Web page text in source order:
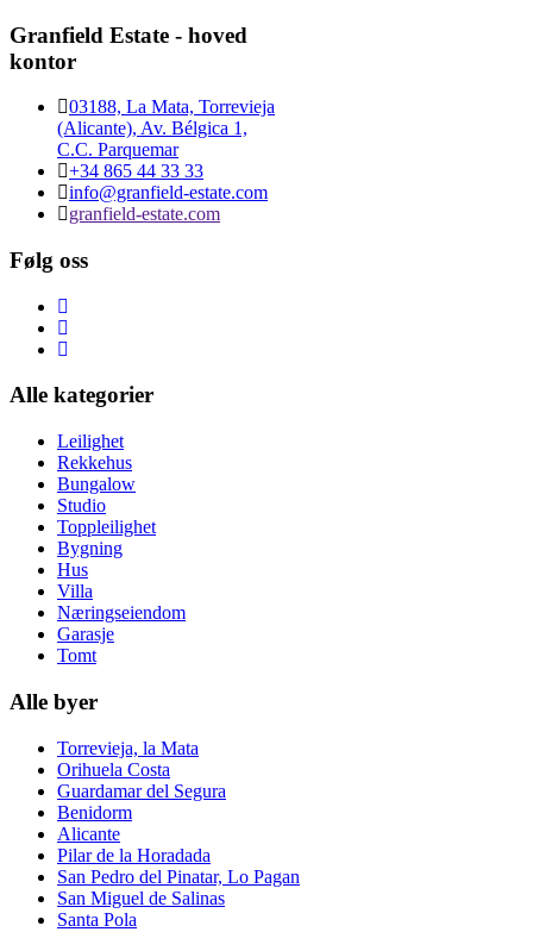
Granfield Estate - hoved
kontor
03188, La Mata, Torrevieja
(Alicante), Av. Bélgica 1,
C.C. Parquemar
+34 865 44 33 33
info@granfield-estate.com
granfield-estate.com
Følg oss
Alle kategorier
Leilighet
Rekkehus
Bungalow
Studio
Toppleilighet
Bygning
Hus
Villa
Næringseiendom
Garasje
Tomt
Alle byer
Torrevieja, la Mata
Orihuela Costa
Guardamar del Segura
Benidorm
Alicante
Pilar de la Horadada
San Pedro del Pinatar, Lo Pagan
San Miguel de Salinas
Santa Pola